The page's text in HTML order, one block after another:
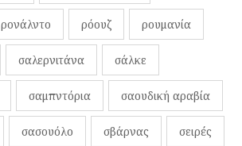
ρονάλντο ρόουζ ρουμανία
σαλερνιτάνα σάλκε
σαμπντόρια σαουδική αραβία
σασουόλο σβάρνας σειρές